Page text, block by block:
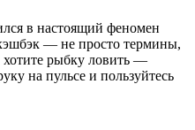
в настоящий феномен
— не просто термины,
хотите рыбку ловить —
на пульсе и пользуйтесь